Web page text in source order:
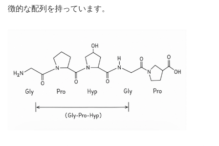
徴的な配列を持っています。